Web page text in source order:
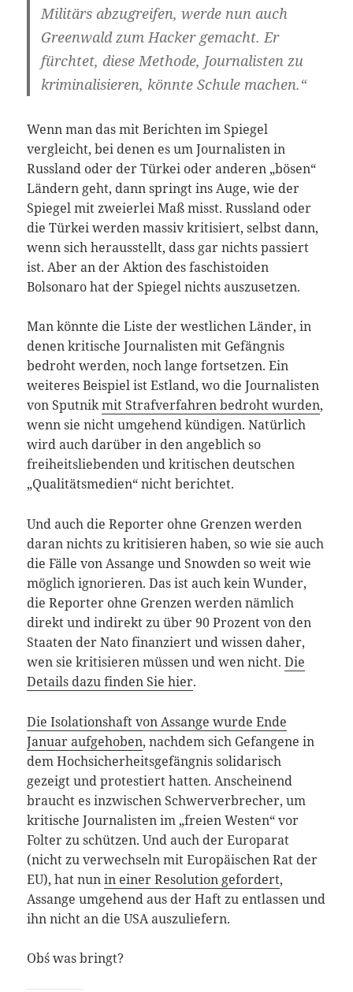
Militärs abzugreifen, werde nun auch
Greenwald zum Hacker gemacht. Er
fürchtet, diese Methode, Journalisten zu
kriminalisieren, könnte Schule machen.“
Wenn man das mit Berichten im Spiegel
vergleicht, bei denen es um Journalisten in
Russland oder der Türkei oder anderen „bösen“
Ländern geht, dann springt ins Auge, wie der
Spiegel mit zweierlei Maß misst. Russland oder
die Türkei werden massiv kritisiert, selbst dann,
wenn sich herausstellt, dass gar nichts passiert
ist. Aber an der Aktion des faschistoiden
Bolsonaro hat der Spiegel nichts auszusetzen.
Man könnte die Liste der westlichen Länder, in
denen kritische Journalisten mit Gefängnis
bedroht werden, noch lange fortsetzen. Ein
weiteres Beispiel ist Estland, wo die Journalisten
von Sputnikmit Strafverfahren bedroht wurden,
wenn sie nicht umgehend kündigen. Natürlich
wird auch darüber in den angeblich so
freiheitsliebenden und kritischen deutschen
„Qualitätsmedien“ nicht berichtet.
Und auch die Reporter ohne Grenzen werden
daran nichts zu kritisieren haben, so wie sie auch
die Fälle von Assange und Snowden so weit wie
möglich ignorieren. Das ist auch kein Wunder,
die Reporter ohne Grenzen werden nämlich
direkt und indirekt zu über 90 Prozent von den
Staaten der Nato finanziert und wissen daher,
wen sie kritisieren müssen und wen nicht.Die
Details dazu finden Sie hier.
Die Isolationshaft von Assange wurde Ende
Januar aufgehoben, nachdem sich Gefangene in
dem Hochsicherheitsgefängnis solidarisch
gezeigt und protestiert hatten. Anscheinend
braucht es inzwischen Schwerverbrecher, um
kritische Journalisten im „freien Westen“ vor
Folter zu schützen. Und auch der Europarat
(nicht zu verwechseln mit Europäischen Rat der
EU), hat nunin einer Resolution gefordert,
Assange umgehend aus der Haft zu entlassen und
ihn nicht an die USA auszuliefern.
Ob´s was bringt?